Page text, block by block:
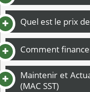
Quel est le prix
Comment
Maintenir et
(MAC SST)